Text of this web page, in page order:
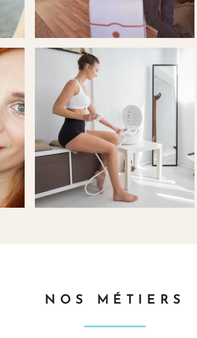
NOS MÉTIERS